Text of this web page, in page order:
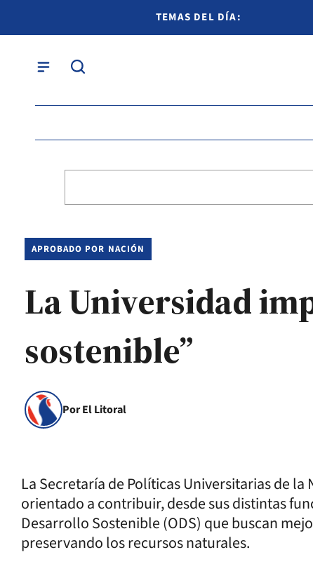
TEMAS DEL DÍA:
APROBADO POR NACIÓN
La Universidad
sostenible”
Por El Litoral
La Secretaría de Políticas Universitarias de
orientado a contribuir, desde sus distintas
Desarrollo Sostenible (ODS) que buscan
preservando los recursos naturales.